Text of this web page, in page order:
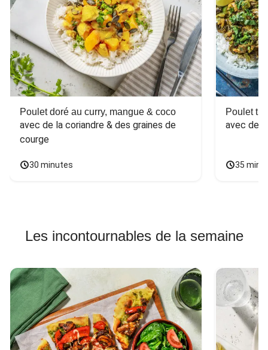
Poulet doré au curry, mangue & coco
avec de la coriandre & des graines de
courge
30 minutes
Poulet
avec des
35
Les incontournables de la semaine